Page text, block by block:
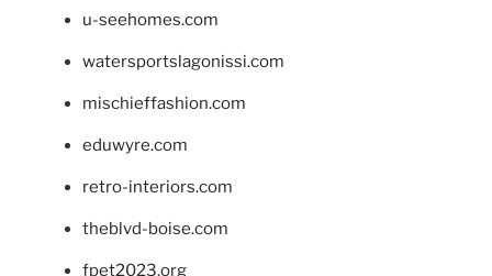
u-seehomes.com
watersportslagonissi.com
mischieffashion.com
eduwyre.com
retro-interiors.com
theblvd-boise.com
fpet2023.org